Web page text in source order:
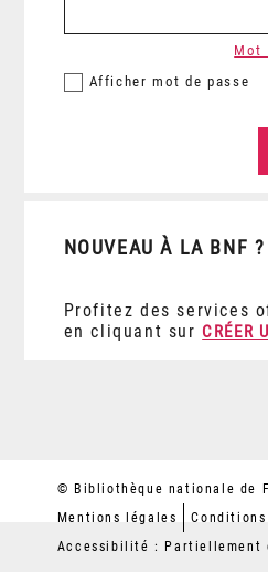
Afficher mot de passe
Mot
NOUVEAU À LA BNF ?
Profitez des services
en cliquant sur CRÉER
© Bibliothèque nationale de
Mentions légales
Accessibilité : Partiellement